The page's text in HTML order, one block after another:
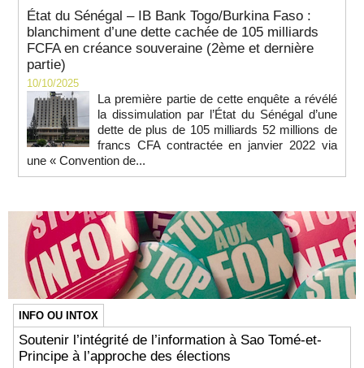
État du Sénégal – IB Bank Togo/Burkina Faso :
blanchiment d’une dette cachée de 105 milliards
FCFA en créance souveraine (2ème et dernière
partie)
10/10/2025
La première partie de cette enquête a révélé
la dissimulation par l’État du Sénégal d’une
dette de plus de 105 milliards 52 millions de
francs CFA contractée en janvier 2022 via
une « Convention de...
INFO OU INTOX
Soutenir l’intégrité de l’information à Sao Tomé-et-
Principe à l’approche des élections